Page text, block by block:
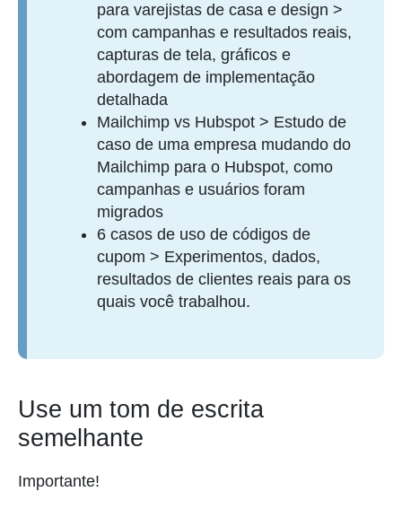
para varejistas de casa e design >
com campanhas e resultados reais,
capturas de tela, gráficos e
abordagem de implementação
detalhada
Mailchimp vs Hubspot > Estudo de
caso de uma empresa mudando do
Mailchimp para o Hubspot, como
campanhas e usuários foram
migrados
6 casos de uso de códigos de
cupom > Experimentos, dados,
resultados de clientes reais para os
quais você trabalhou.
Use um tom de escrita
semelhante
Importante!